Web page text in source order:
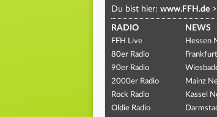
Du bist hier: www.FFH.de
RADIO
FFH Live
80er Radio
90er Radio
2000er Radio
Rock Radio
Oldie Radio
NEWS
Hessen
Mainz
Kassel